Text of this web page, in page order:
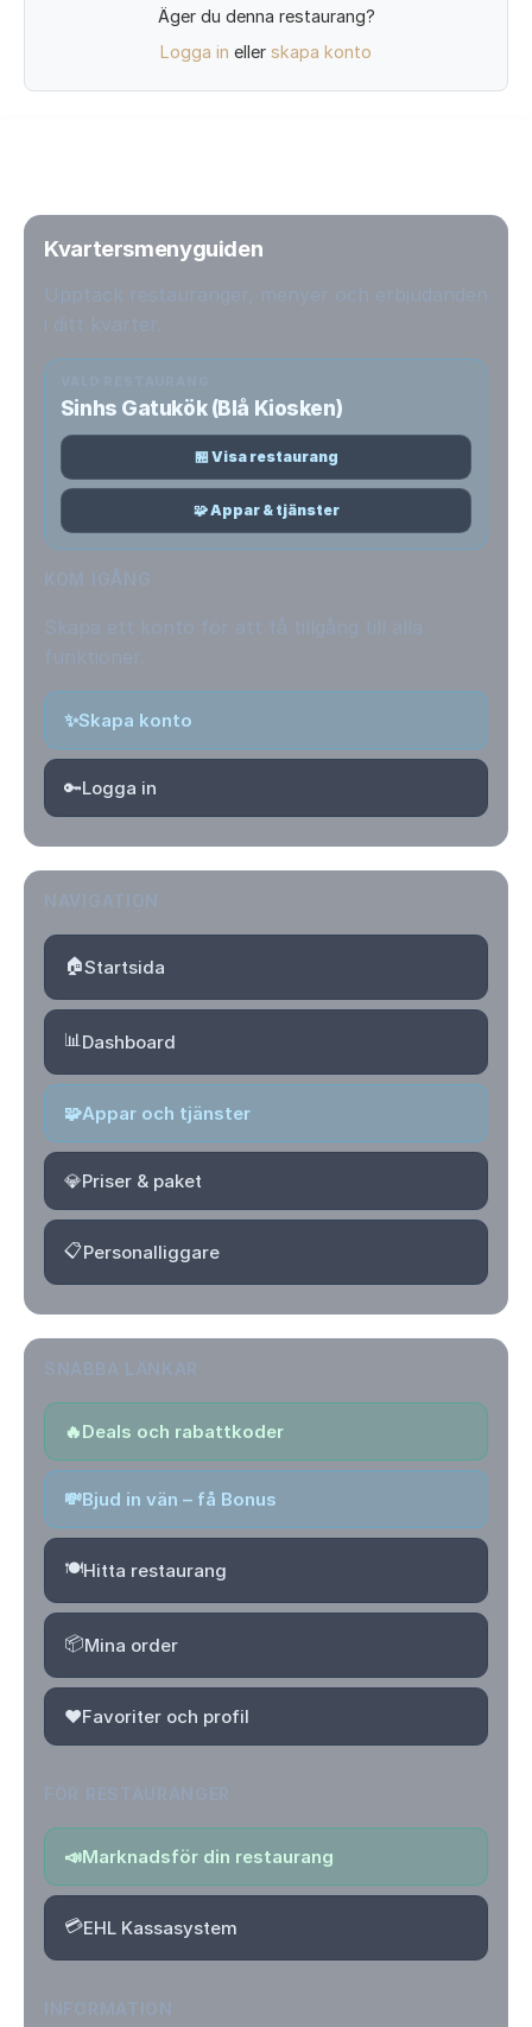
Äger du denna restaurang?
Logga in eller skapa konto
Kvartersmenyguiden
Sinhs Gatukök (Blå Kiosken)
🏪 Visa restaurang
🧩 Appar & tjänster
✨Skapa konto
🔑Logga in
🏠Startsida
📊 Dashboard
🧩Appar och tjänster
💎Priser & paket
📋Personalliggare
🔥Deals och rabattkoder
💸Bjud in vän – få Bonus
🍽️Hitta restaurang
📦Mina order
❤️Favoriter och profil
📣Marknadsför din restaurang
💳EHL Kassasystem